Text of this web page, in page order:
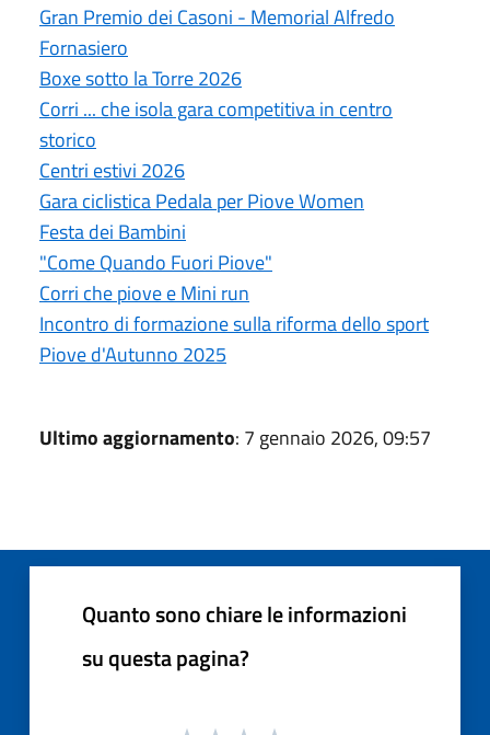
Gran Premio dei Casoni - Memorial Alfredo
Fornasiero
Boxe sotto la Torre 2026
Corri ... che isola gara competitiva in centro
storico
Centri estivi 2026
Gara ciclistica Pedala per Piove Women
Festa dei Bambini
"Come Quando Fuori Piove"
Corri che piove e Mini run
Incontro di formazione sulla riforma dello sport
Piove d'Autunno 2025
Ultimo aggiornamento: 7 gennaio 2026, 09:57
Quanto sono chiare le informazioni
su questa pagina?